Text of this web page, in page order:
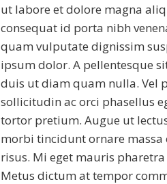
ut labore et dolore magna
consequat id porta nibh
quam vulputate dignissim
ipsum dolor. A pellentesque
duis ut diam quam nulla. Vel
sollicitudin ac orci phasellus
tortor pretium. Augue ut
morbi tincidunt ornare
risus. Mi eget mauris
Metus dictum at tempor